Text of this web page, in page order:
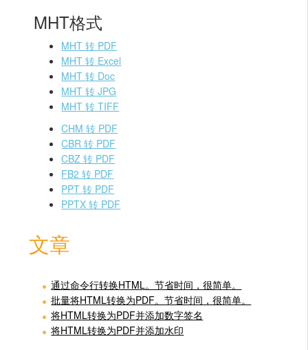
MHT格式
MHT 转 PDF
MHT 转 Excel
MHT 转 Doc
MHT 转 JPG
MHT 转 TIFF
CHM 转 PDF
CBR 转 PDF
CBZ 转 PDF
FB2 转 PDF
PPT 转 PDF
PPTX 转 PDF
文章
通过命令行转换HTML。节省时间，很简单。
批量将HTML转换为PDF。节省时间，很简单。
将HTML转换为PDF并添加数字签名
将HTML转换为PDF并添加水印